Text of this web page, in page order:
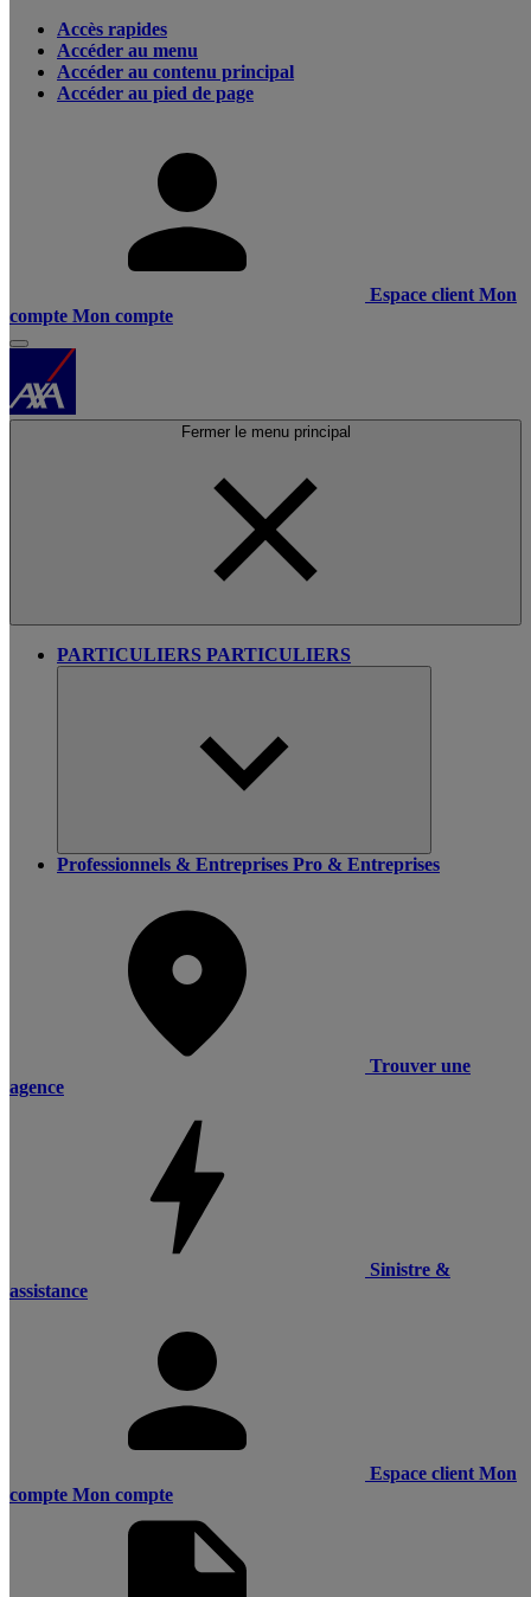
Accès rapides
Accéder au menu
Accéder au contenu principal
Accéder au pied de page
Espace client Mon
compte Mon compte
Fermer le menu principal
PARTICULIERS PARTICULIERS
Professionnels & Entreprises Pro & Entreprises
Trouver une
agence
Sinistre &
assistance
Espace client Mon
compte Mon compte